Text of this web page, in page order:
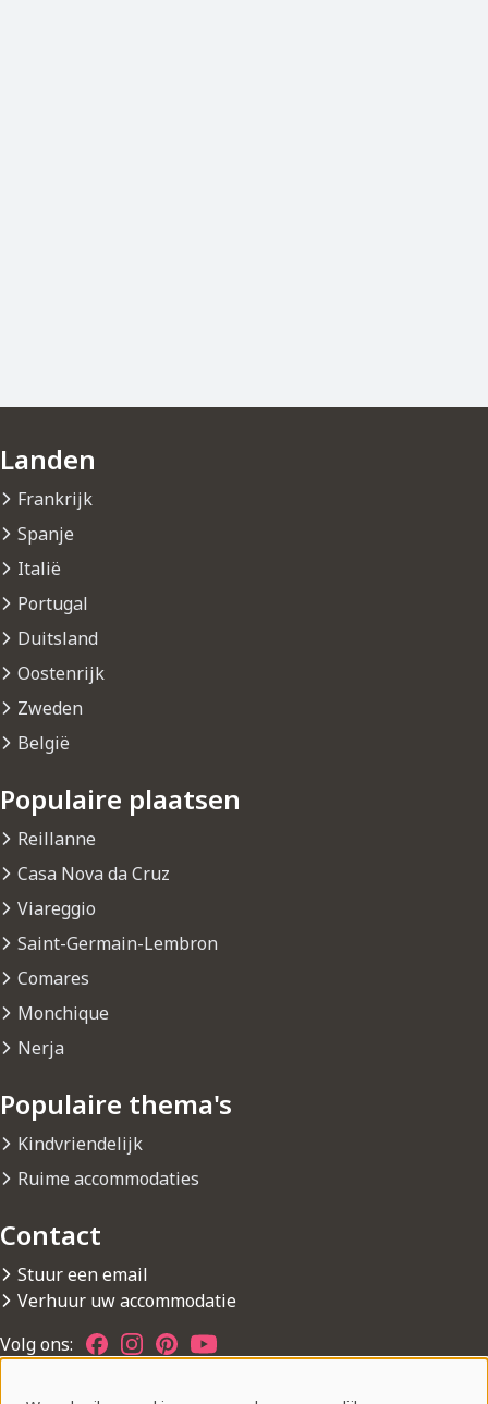
Landen
Frankrijk
Spanje
Italië
Portugal
Duitsland
Oostenrijk
Zweden
België
Populaire plaatsen
Reillanne
Casa Nova da Cruz
Viareggio
Saint-Germain-Lembron
Comares
Monchique
Nerja
Populaire thema's
Kindvriendelijk
Ruime accommodaties
Contact
Stuur een email
Verhuur uw accommodatie
Volg ons: